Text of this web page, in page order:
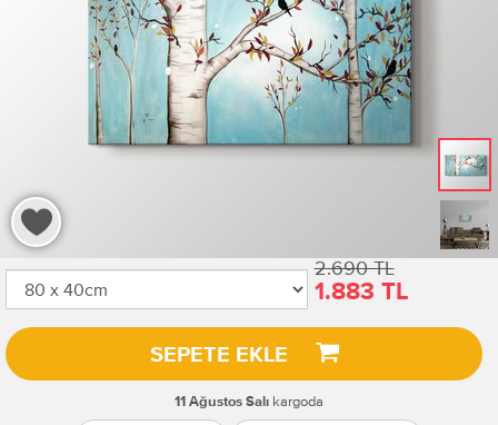
2.690 TL
1.883 TL
SEPETE EKLE
11 Ağustos Salı kargoda